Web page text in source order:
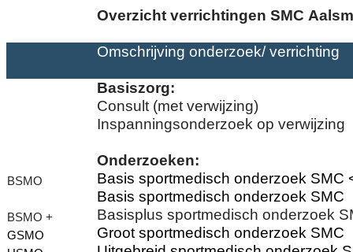
Overzicht verrichtingen SMC
Omschrijving onderzoek/ verrichting
Basiszorg:
Consult (met verwijzing)
Inspanningsonderzoek op verwijzing
Onderzoeken:
BSMO
Basis sportmedisch onderzoek SMC
Basis sportmedisch onderzoek SMC
BSMO + Basisplus sportmedisch onderzoek
GSMO Groot sportmedisch onderzoek SMC